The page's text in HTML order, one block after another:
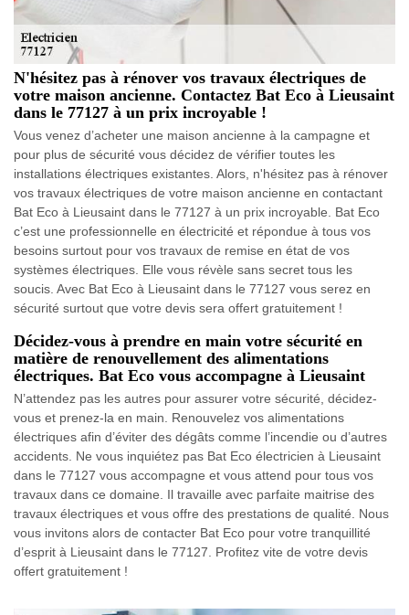
N'hésitez pas à rénover vos travaux électriques de
votre maison ancienne. Contactez Bat Eco à Lieusaint
dans le 77127 à un prix incroyable !
Vous venez d’acheter une maison ancienne à la campagne et
pour plus de sécurité vous décidez de vérifier toutes les
installations électriques existantes. Alors, n'hésitez pas à rénover
vos travaux électriques de votre maison ancienne en contactant
Bat Eco à Lieusaint dans le 77127 à un prix incroyable. Bat Eco
c’est une professionnelle en électricité et répondue à tous vos
besoins surtout pour vos travaux de remise en état de vos
systèmes électriques. Elle vous révèle sans secret tous les
soucis. Avec Bat Eco à Lieusaint dans le 77127 vous serez en
sécurité surtout que votre devis sera offert gratuitement !
Décidez-vous à prendre en main votre sécurité en
matière de renouvellement des alimentations
électriques. Bat Eco vous accompagne à Lieusaint
N’attendez pas les autres pour assurer votre sécurité, décidez-
vous et prenez-la en main. Renouvelez vos alimentations
électriques afin d’éviter des dégâts comme l’incendie ou d’autres
accidents. Ne vous inquiétez pas Bat Eco électricien à Lieusaint
dans le 77127 vous accompagne et vous attend pour tous vos
travaux dans ce domaine. Il travaille avec parfaite maitrise des
travaux électriques et vous offre des prestations de qualité. Nous
vous invitons alors de contacter Bat Eco pour votre tranquillité
d’esprit à Lieusaint dans le 77127. Profitez vite de votre devis
offert gratuitement !